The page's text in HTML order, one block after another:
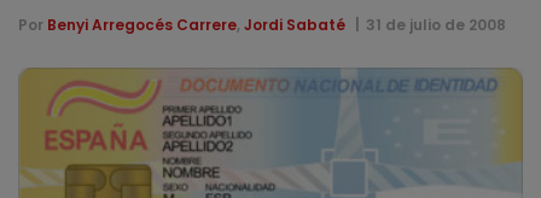
Por Benyi Arregocés Carrere, Jordi Sabaté 31 de julio de 2008